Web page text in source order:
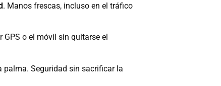
. Manos frescas, incluso en el tráfico
o el móvil sin quitarse el
palma. Seguridad sin sacrificar la